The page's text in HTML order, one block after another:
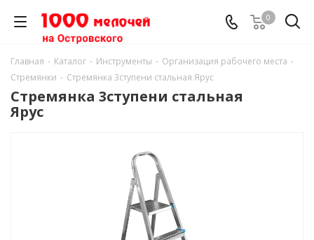
0
Главная - Каталог - Инструменты - Организация рабочего места -
Стремянки - Стремянка 3ступени стальная Ярус
Стремянка 3ступени стальная
Ярус